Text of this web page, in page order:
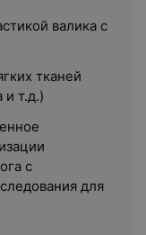
валика с
тканей
т.д.)
с
для